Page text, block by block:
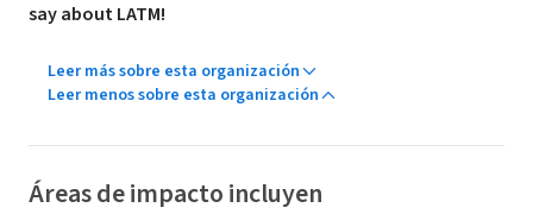
say about LATM!
Leer más sobre esta organización
Leer menos sobre esta organización
Áreas de impacto incluyen